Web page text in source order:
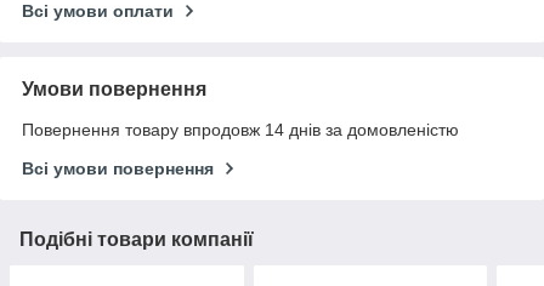
Всі умови оплати
Умови повернення
Повернення товару впродовж 14 днів за домовленістю
Всі умови повернення
Подібні товари компанії